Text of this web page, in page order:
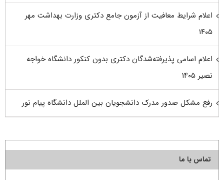
اعلام شرایط معافیت از آزمون جامع دکتری وزارت بهداشت مهر
۱۴۰۵
اعلام اسامی پذیرفته‌شدگان دکتری بدون کنکور دانشگاه خواجه
نصیر ۱۴۰۵
رفع مشکل صدور مدرک دانشجویان بین الملل دانشگاه پیام نور
تماس با ما